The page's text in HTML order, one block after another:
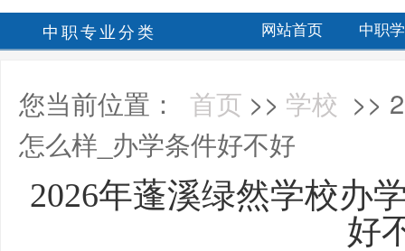
中职专业分类 网站首页 中职
您当前位置： 首页 >> 学校 >>
怎么样_办学条件好不好
2026年蓬溪绿然学校办
好